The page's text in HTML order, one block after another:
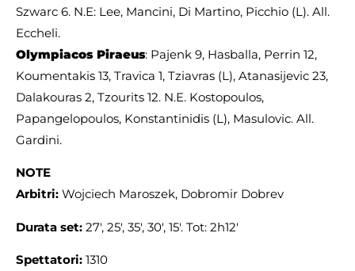
Szwarc 6. N.E: Lee, Mancini, Di Martino, Picchio (L). All.
Eccheli.
Olympiacos Piraeus: Pajenk 9, Hasballa, Perrin 12,
Koumentakis 13, Travica 1, Tziavras (L), Atanasijevic 23,
Dalakouras 2, Tzourits 12. N.E. Kostopoulos,
Papangelopoulos, Konstantinidis (L), Masulovic. All.
Gardini.
NOTE
Arbitri: Wojciech Maroszek, Dobromir Dobrev
Durata set: 27′, 25′, 35′, 30′, 15′. Tot: 2h12′
Spettatori: 1310